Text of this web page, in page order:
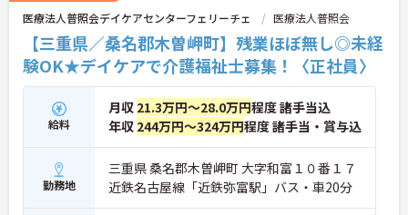
医療法人普照会デイケアセンターフェリーチェ 医療法人普照会
【三重県／桑名郡木曽岬町】残業ほぼ無し◎未経
験OK★デイケアで介護福祉士募集！〈正社員〉
給料
月収 21.3万円～28.0万円程度 諸手当込
年収 244万円～324万円程度 諸手当・賞与込
勤務地
三重県 桑名郡木曽岬町 大字和富１０番１７
近鉄名古屋線「近鉄弥富駅」バス・車20分